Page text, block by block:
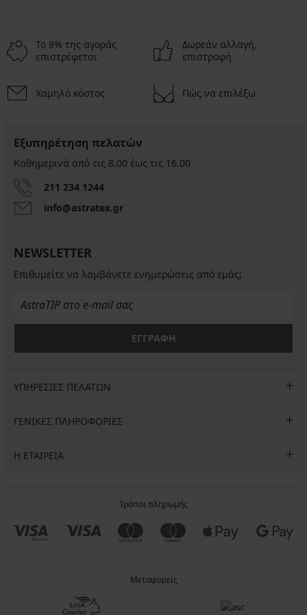
Το 8% της αγοράς
επιστρέφεται
Δωρεάν αλλαγή,
επιστροφή
Χαμηλό κόστος Πώς να επιλέξω
Εξυπηρέτηση πελατών
Καθημερινά από τις 8.00 έως τις 16.00
211 234 1244
info@astratex.gr
NEWSLETTER
Επιθυμείτε να λαμβάνετε ενημερώσεις από εμάς;
ΕΓΓΡΑΦΗ
ΥΠΗΡΕΣΙΕΣ ΠΕΛΑΤΩΝ
ΓΕΝΙΚΕΣ ΠΛΗΡΟΦΟΡΙΕΣ
Η ΕΤΑΙΡΕΙΑ
Τρόποι πληρωμής
Μεταφορείς